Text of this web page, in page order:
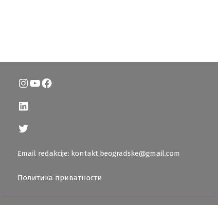
Instagram
YouTube
Facebook
LinkedIn
Twitter
Email redakcije: kontakt.beogradske@gmail.com
Политика приватности